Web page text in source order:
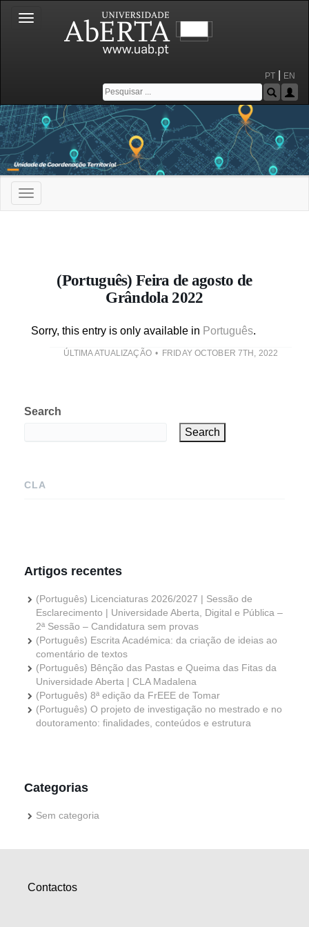
Toggle
navigation
PT EN
Toggle
navigation
(Português) Feira de agosto de
Grândola 2022
Sorry, this entry is only available in Português.
ÚLTIMA ATUALIZAÇÃO FRIDAY OCTOBER 7TH, 2022
Search
Search
CLA
Artigos recentes
(Português) Licenciaturas 2026/2027 | Sessão de
Esclarecimento | Universidade Aberta, Digital e Pública –
2ª Sessão – Candidatura sem provas
(Português) Escrita Académica: da criação de ideias ao
comentário de textos
(Português) Bênção das Pastas e Queima das Fitas da
Universidade Aberta | CLA Madalena
(Português) 8ª edição da FrEEE de Tomar
(Português) O projeto de investigação no mestrado e no
doutoramento: finalidades, conteúdos e estrutura
Categorias
Sem categoria
Contactos